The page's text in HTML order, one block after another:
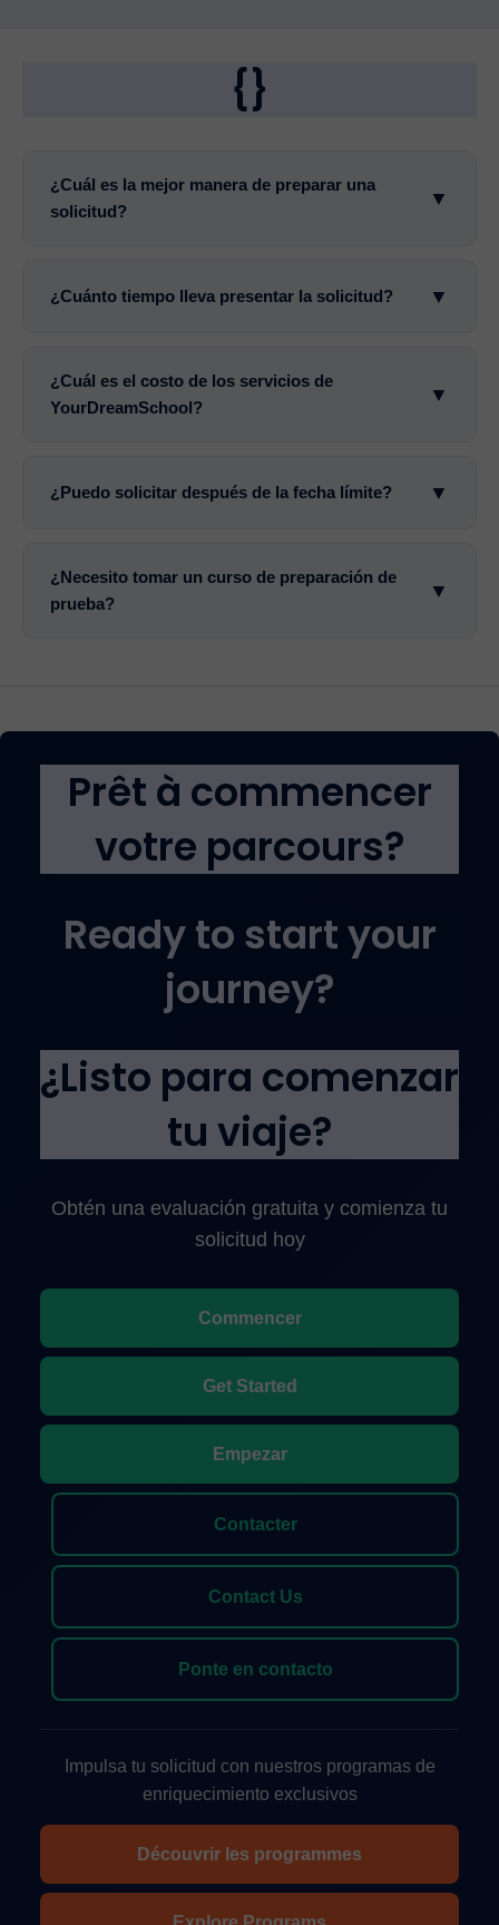
{}
¿Cuál es la mejor manera de preparar una
solicitud?
▼
¿Cuánto tiempo lleva presentar la solicitud? ▼
¿Cuál es el costo de los servicios de
YourDreamSchool?
▼
¿Puedo solicitar después de la fecha límite? ▼
¿Necesito tomar un curso de preparación de
prueba?
▼
Prêt à commencer
votre parcours?
Ready to start your
journey?
¿Listo para comenzar
tu viaje?
Obtén una evaluación gratuita y comienza tu
solicitud hoy
Commencer
Get Started
Empezar
Contacter
Contact Us
Ponte en contacto
Impulsa tu solicitud con nuestros programas de
enriquecimiento exclusivos
Découvrir les programmes